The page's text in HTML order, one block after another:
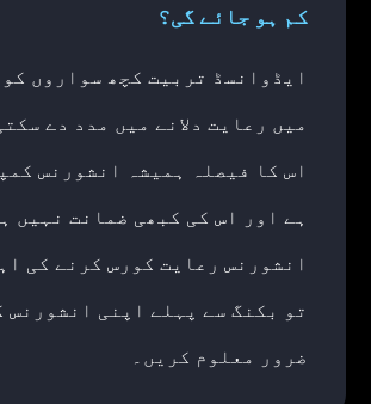
کم ہو جائے گی؟
ایڈوانسڈ تربیت کچھ سواروں
میں رعایت دلانے میں مدد دے
اس کا فیصلہ ہمیشہ انشورنس
ہے اور اس کی کبھی ضمانت نہیں
انشورنس رعایت کورس کرنے کی
تو بکنگ سے پہلے اپنی انشورنس
ضرور معلوم کریں۔